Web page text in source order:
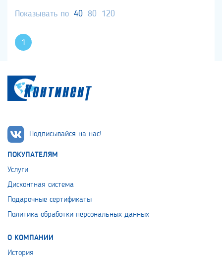
Показывать по 40 80 120
1
Подписывайся на нас!
ПОКУПАТЕЛЯМ
Услуги
Дисконтная система
Подарочные сертификаты
Политика обработки персональных данных
О КОМПАНИИ
История